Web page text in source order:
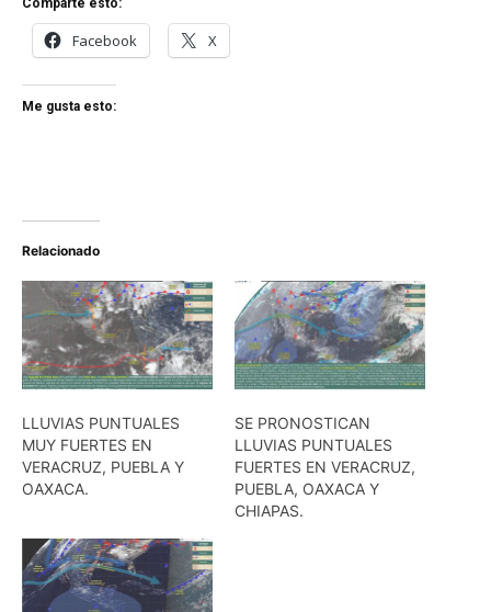
Comparte esto:
Facebook X
Me gusta esto:
Relacionado
LLUVIAS PUNTUALES
MUY FUERTES EN
VERACRUZ, PUEBLA Y
OAXACA.
SE PRONOSTICAN
LLUVIAS PUNTUALES
FUERTES EN VERACRUZ,
PUEBLA, OAXACA Y
CHIAPAS.